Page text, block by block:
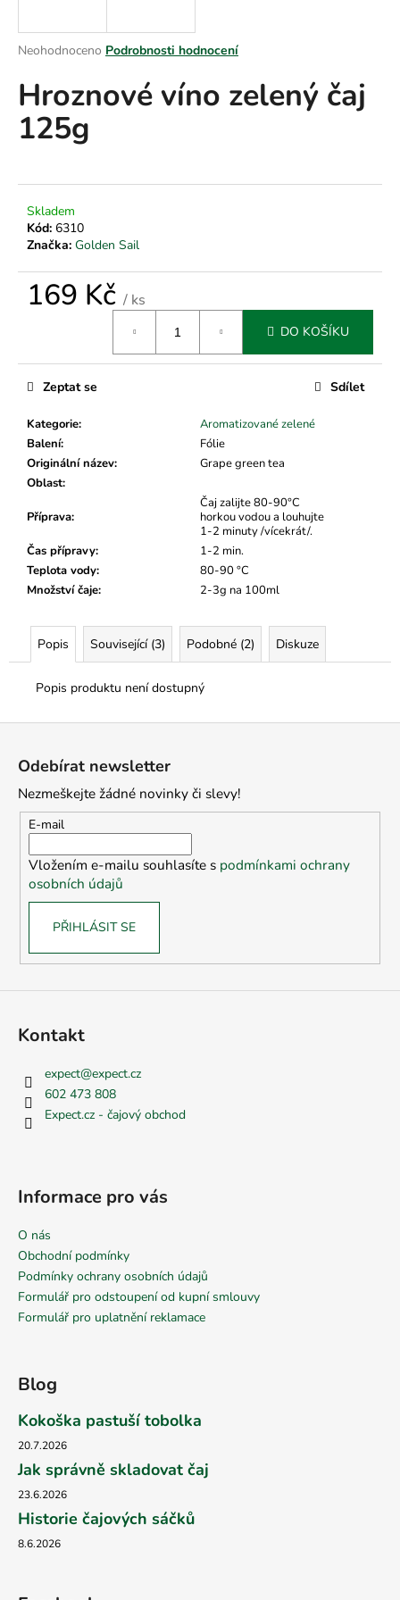
Průměrné
produktu
je
0,0
z
Neohodnoceno Podrobnosti hodnocení
Hroznové víno zelený čaj
125g
Skladem
Kód: 6310
Značka: Golden Sail
169 Kč / ks
DO KOŠÍKU
Kategorie:
Aromatizované zelené
Balení:
Fólie
Originální název:
Grape green tea
Oblast:
Příprava:
Čaj zalijte 80-90°C
horkou vodou a louhujte
1-2 minuty /vícekrát/.
Čas přípravy:
1-2 min.
Teplota vody:
80-90 °C
Množství čaje: 2-3g na 100ml
Zeptat se Sdílet
Popis Související (3) Podobné (2) Diskuze
Popis produktu není dostupný
j
t
?
D
r
u
u
e
m
Odebírat newsletter
Nezmeškejte žádné novinky či slevy!
E-mail
Vložením e-mailu souhlasíte s podmínkami ochrany
osobních údajů
PŘIHLÁSIT SE
Kontakt
expect@expect.cz
602 473 808
Expect.cz - čajový obchod
Informace pro vás
O nás
Obchodní podmínky
Podmínky ochrany osobních údajů
Formulář pro odstoupení od kupní smlouvy
Formulář pro uplatnění reklamace
Blog
Kokoška pastuší tobolka
20.7.2026
Jak správně skladovat čaj
23.6.2026
Historie čajových sáčků
8.6.2026